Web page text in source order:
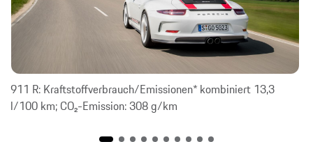
911 R: Kraftstoffverbrauch/Emissionen* kombiniert 13,3
l/100 km; CO₂-Emission: 308 g/km